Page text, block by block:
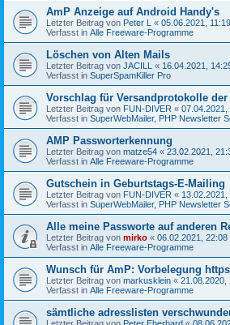
AmP Anzeige auf Android Handy's
Letzter Beitrag von Peter L « 05.06.2021, 11:19
Verfasst in Alle Freeware-Programme
Löschen von Alten Mails
Letzter Beitrag von JACILL « 16.04.2021,
Verfasst in SuperSpamKiller Pro
Vorschlag für Versandprotokolle der
Letzter Beitrag von FUN-DIVER « 07.04.2021,
Verfasst in SuperWebMailer, PHP Newsletter
AMP Passworterkennung
Letzter Beitrag von matze54 « 23.02.2021,
Verfasst in Alle Freeware-Programme
Gutschein in Geburtstags-E-Mailing
Letzter Beitrag von FUN-DIVER « 13.02.2021,
Verfasst in SuperWebMailer, PHP Newsletter
Alle meine Passworte auf anderen
Letzter Beitrag von mirko « 06.02.2021, 22:08
Verfasst in Alle Freeware-Programme
Wunsch für AmP: Vorbelegung
Letzter Beitrag von markusklein « 21.08.2020,
Verfasst in Alle Freeware-Programme
sämtliche adresslisten
Letzter Beitrag von Peter Eberhard «